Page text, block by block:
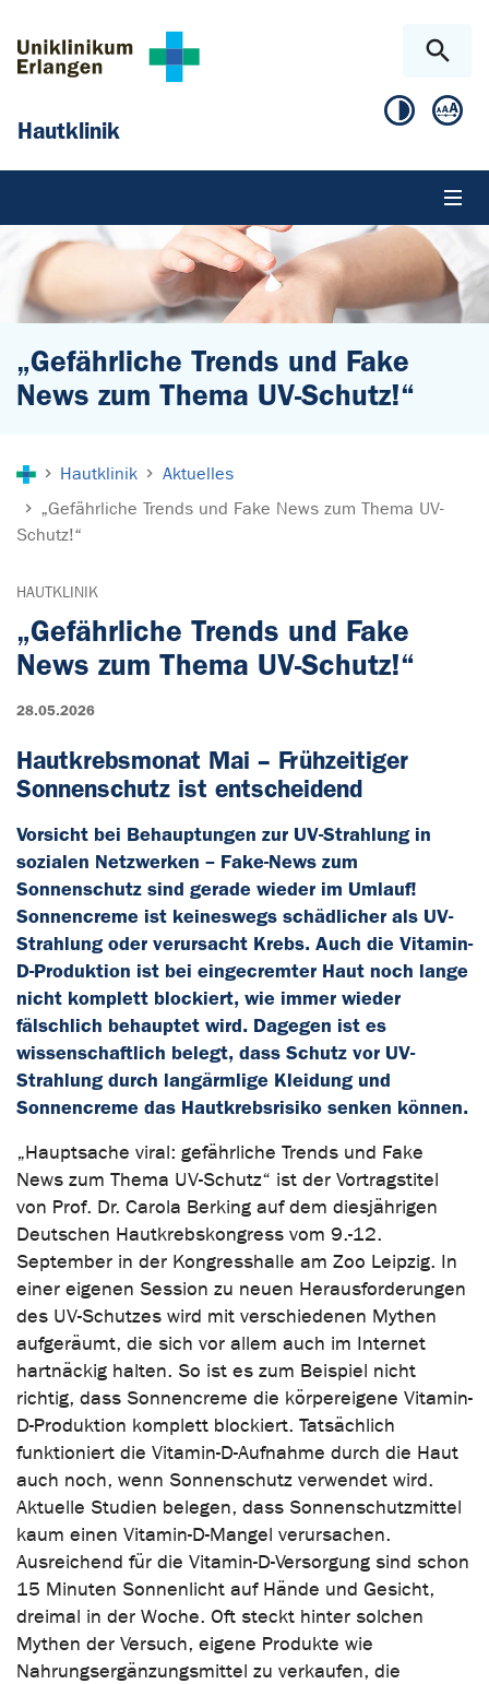
Hautklinik
„Gefährliche Trends und Fake
News zum Thema UV-Schutz!“
Hautklinik
Aktuelles
„Gefährliche Trends und Fake News zum Thema UV-
Schutz!“
HAUTKLINIK
„Gefährliche Trends und Fake
News zum Thema UV-Schutz!“
28.05.2026
Hautkrebsmonat Mai – Frühzeitiger
Sonnenschutz ist entscheidend
Vorsicht bei Behauptungen zur UV-Strahlung in
sozialen Netzwerken – Fake-News zum
Sonnenschutz sind gerade wieder im Umlauf!
Sonnencreme ist keineswegs schädlicher als UV-
Strahlung oder verursacht Krebs. Auch die Vitamin-
D-Produktion ist bei eingecremter Haut noch lange
nicht komplett blockiert, wie immer wieder
fälschlich behauptet wird. Dagegen ist es
wissenschaftlich belegt, dass Schutz vor UV-
Strahlung durch langärmlige Kleidung und
Sonnencreme das Hautkrebsrisiko senken können.
„Hauptsache viral: gefährliche Trends und Fake
News zum Thema UV-Schutz“ ist der Vortragstitel
von Prof. Dr. Carola Berking auf dem diesjährigen
Deutschen Hautkrebskongress vom 9.-12.
September in der Kongresshalle am Zoo Leipzig. In
einer eigenen Session zu neuen Herausforderungen
des UV-Schutzes wird mit verschiedenen Mythen
aufgeräumt, die sich vor allem auch im Internet
hartnäckig halten. So ist es zum Beispiel nicht
richtig, dass Sonnencreme die körpereigene Vitamin-
D-Produktion komplett blockiert. Tatsächlich
funktioniert die Vitamin-D-Aufnahme durch die Haut
auch noch, wenn Sonnenschutz verwendet wird.
Aktuelle Studien belegen, dass Sonnenschutzmittel
kaum einen Vitamin-D-Mangel verursachen.
Ausreichend für die Vitamin-D-Versorgung sind schon
15 Minuten Sonnenlicht auf Hände und Gesicht,
dreimal in der Woche. Oft steckt hinter solchen
Mythen der Versuch, eigene Produkte wie
Nahrungsergänzungsmittel zu verkaufen, die